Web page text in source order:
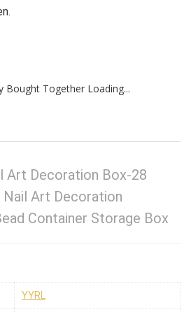
Bought Together Loading...
Art Decoration Box-28
Art Decoration
Container Storage Box
‎YYRL